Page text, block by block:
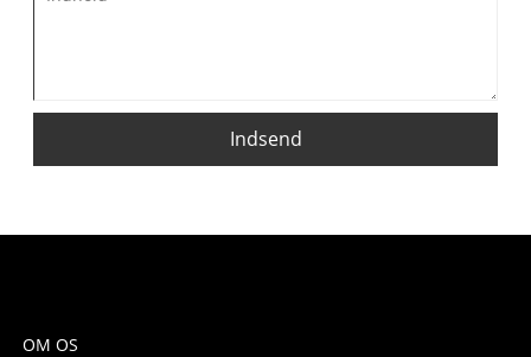
Indsend
OM OS